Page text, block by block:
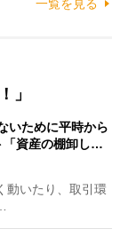
一覧を見る
」
いために平時から
「資産の棚卸し…
動いたり、取引環